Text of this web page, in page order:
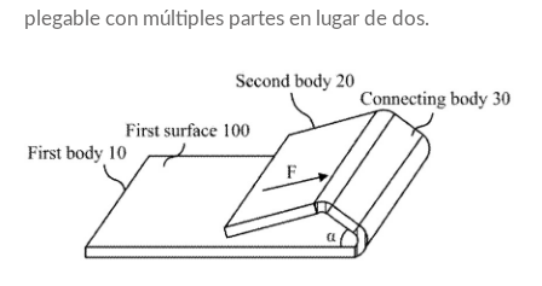
plegable con múltiples partes en lugar de dos.